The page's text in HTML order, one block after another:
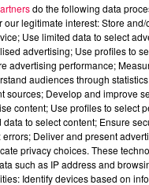
do the following data
our legitimate interest: Store and/
Use limited data to select
advertising; Use profiles to
advertising performance;
audiences through
sources; Develop and improve
content; Use profiles to select
to select content; Ensure
errors; Deliver and present
privacy choices. These
such as IP address and
Identify devices based on